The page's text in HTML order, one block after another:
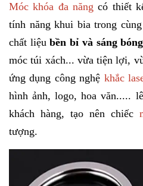
Móc khóa đa năng có thiết
tính năng khui bia trong
chất liệubền bỉ và sáng bóng
móc túi xách... vừa tiện lợi,
ứng dụng công nghệ khắc
hình ảnh, logo, hoa văn.....
khách hàng, tạo nên chiếc
tượng.